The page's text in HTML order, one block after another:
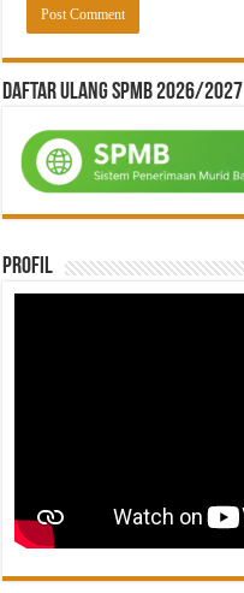
Daftar ulang SPMB 2026/2027
Profil